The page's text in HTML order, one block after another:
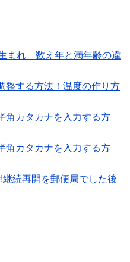
まれ 数え年と満年齢の違
整する方法！温度の作り方
カタカナを入力する方
カタカナを入力する方
継続再開を郵便局でした後